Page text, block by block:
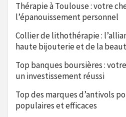
Thérapie à Toulouse : votre
l’épanouissement personnel
Collier de lithothérapie :
haute bijouterie et de la
Top banques boursières :
un investissement réussi
Top des marques d’antivols
populaires et efficaces